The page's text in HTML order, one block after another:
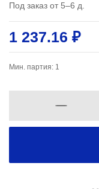
Под заказ от 5–6 д.
1 237.16 ₽
Мин. партия: 1